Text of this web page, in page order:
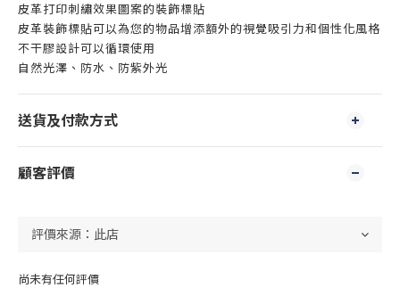
皮革打印刺繡效果圖案的裝飾標貼
皮革裝飾標貼可以為您的物品增添額外的視覺吸引力和個性化風格
不干膠設計可以循環使用
自然光澤、防水、防紫外光
送貨及付款方式
顧客評價
尚未有任何評價